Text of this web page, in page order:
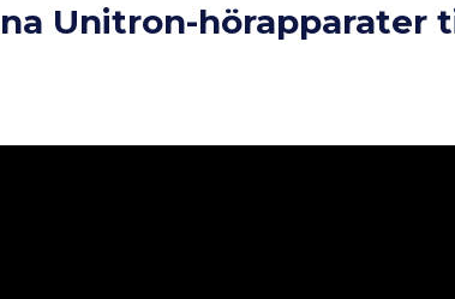
Unitron-hörapparater